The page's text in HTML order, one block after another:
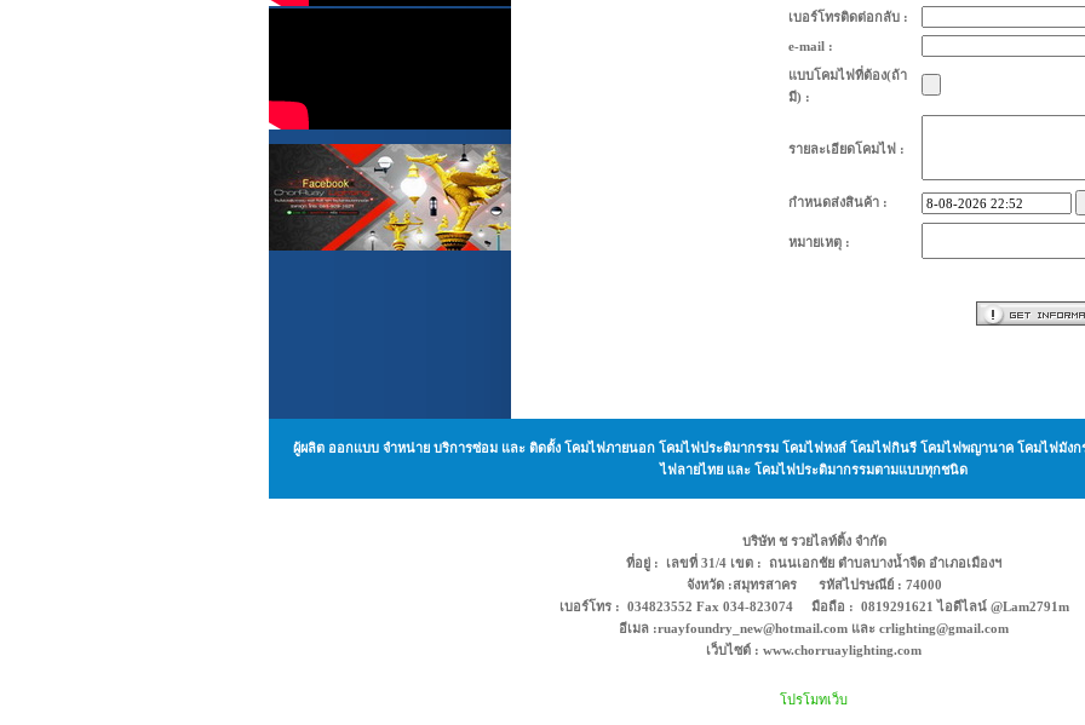
เบอร์โทรติดต่อกลับ :
e-mail :
แบบโคมไฟที่ต้อง(ถ้า
มี) :
รายละเอียดโคมไฟ :
กำหนดส่งสินค้า :
หมายเหตุ :
ผู้ผลิต ออกแบบ จำหน่าย บริการซ่อม และ ติดตั้ง โคมไฟภายนอก โคมไฟประติมากรรม โคมไฟหงส์ โคมไฟกินรี โคมไฟพญานาค โคมไฟมัง
ไฟลายไทย และ โคมไฟประติมากรรมตามแบบทุกชนิด
บริษัท ช รวยไลท์ติ้ง จำกัด
ที่อยู่ : เลขที่ 31/4 เขต : ถนนเอกชัย ตำบลบางน้ำจืด อำเภอเมืองฯ
จังหวัด :สมุทรสาคร รหัสไปรษณีย์ : 74000
เบอร์โทร : 034823552 Fax 034-823074 มือถือ : 0819291621 ไอดีไลน์ @Lam2791m
อีเมล :ruayfoundry_new@hotmail.com และ crlighting@gmail.com
เว็บไซต์ : www.chorruaylighting.com
โปรโมทเว็บ